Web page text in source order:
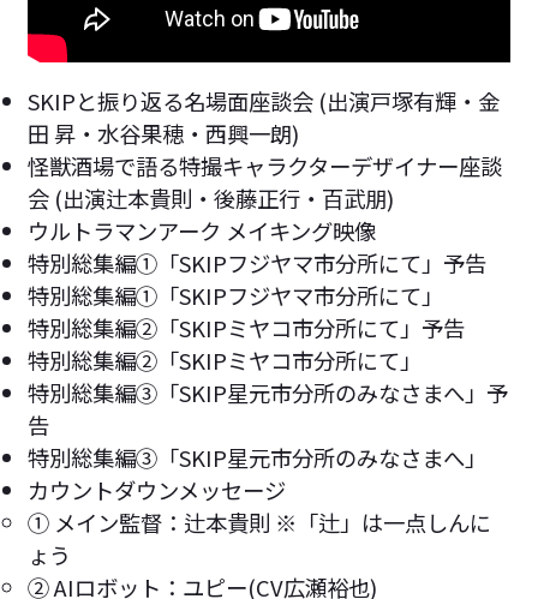
SKIPと振り返る名場面座談会 (出演戸塚有輝・金
田 昇・水谷果穂・西興一朗)
怪獣酒場で語る特撮キャラクターデザイナー座談
会 (出演辻本貴則・後藤正行・百武朋)
ウルトラマンアーク メイキング映像
特別総集編①「SKIPフジヤマ市分所にて」予告
特別総集編①「SKIPフジヤマ市分所にて」
特別総集編②「SKIPミヤコ市分所にて」予告
特別総集編②「SKIPミヤコ市分所にて」
特別総集編③「SKIP星元市分所のみなさまへ」予
告
特別総集編③「SKIP星元市分所のみなさまへ」
カウントダウンメッセージ
① メイン監督：辻本貴則 ※「辻」は一点しんに
ょう
② AIロボット：ユピー(CV広瀬裕也)